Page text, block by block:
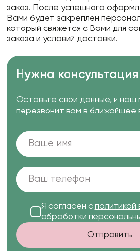
заказ. После успешного
Вами будет закреплен
который свяжется с Вами для
заказа и условий доставки.
Нужна
Оставьте свои данные, и наш
перезвонит вам в ближайшее
Я согласен с политикой
обработки
Отправить